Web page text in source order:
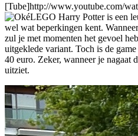
[Tube]http://www.youtube.com/
LEGO Harry Potter is een
wel wat beperkingen kent.
zul je met momenten het gevoel
uitgeklede variant. Toch is de
40 euro. Zeker, wanneer je nagaat
uitziet.